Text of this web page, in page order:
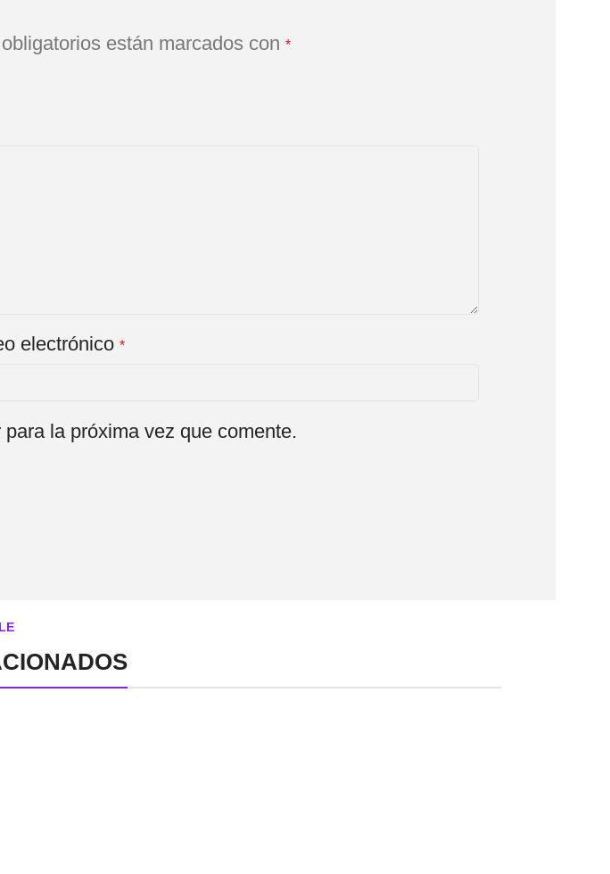
están marcados con *
electrónico *
la próxima vez que comente.